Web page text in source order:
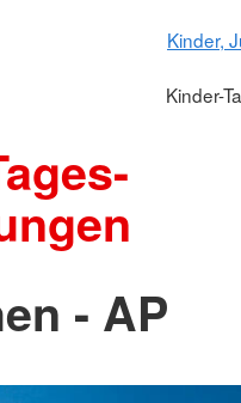
Kinder,
Kinder-
- AP